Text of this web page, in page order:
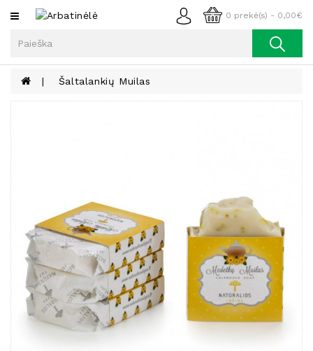
0 prekė(s) - 0,00€
Kategorijos
Kava
Riešutai
Becukriai
Saldėsiai
Saldėsiai
Gurmanams
Natūralios
Šaltalankių Muilas